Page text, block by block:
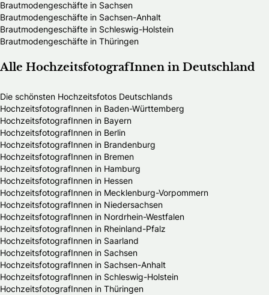
Brautmodengeschäfte in Sachsen
Brautmodengeschäfte in Sachsen-Anhalt
Brautmodengeschäfte in Schleswig-Holstein
Brautmodengeschäfte in Thüringen
Alle HochzeitsfotografInnen in Deutschland
Die schönsten Hochzeitsfotos Deutschlands
HochzeitsfotografInnen in Baden-Württemberg
HochzeitsfotografInnen in Bayern
HochzeitsfotografInnen in Berlin
HochzeitsfotografInnen in Brandenburg
HochzeitsfotografInnen in Bremen
HochzeitsfotografInnen in Hamburg
HochzeitsfotografInnen in Hessen
HochzeitsfotografInnen in Mecklenburg-Vorpommern
HochzeitsfotografInnen in Niedersachsen
HochzeitsfotografInnen in Nordrhein-Westfalen
HochzeitsfotografInnen in Rheinland-Pfalz
HochzeitsfotografInnen in Saarland
HochzeitsfotografInnen in Sachsen
HochzeitsfotografInnen in Sachsen-Anhalt
HochzeitsfotografInnen in Schleswig-Holstein
HochzeitsfotografInnen in Thüringen